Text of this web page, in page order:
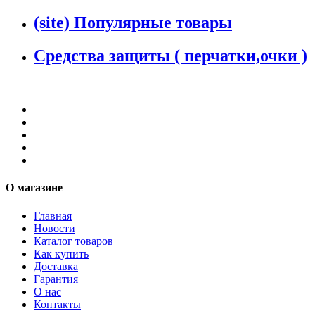
(site) Популярные товары
Средства защиты ( перчатки,очки )
О магазине
Главная
Новости
Каталог товаров
Как купить
Доставка
Гарантия
О нас
Контакты